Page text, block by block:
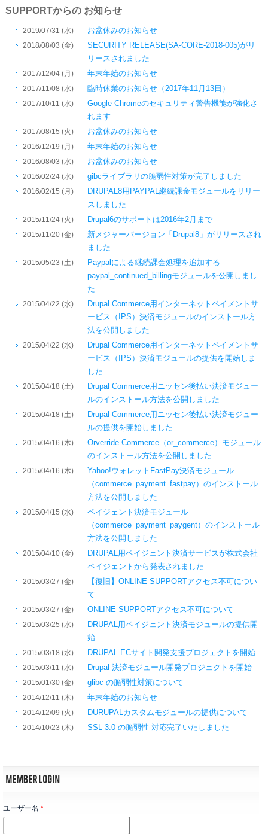
SUPPORTからの お知らせ
2019/07/31 (水) お盆休みのお知らせ
2018/08/03 (金)
SECURITY RELEASE(SA-CORE-2018-005)がリ
リースされました
2017/12/04 (月) 年末年始のお知らせ
2017/11/08 (水) 臨時休業のお知らせ（2017年11月13日）
2017/10/11 (水)
Google Chromeのセキュリティ警告機能が強化さ
れます
2017/08/15 (火) お盆休みのお知らせ
2016/12/19 (月) 年末年始のお知らせ
2016/08/03 (水) お盆休みのお知らせ
2016/02/24 (水) gibcライブラリの脆弱性対策が完了しました
2016/02/15 (月)
DRUPAL8用PAYPAL継続課金モジュールをリリー
スしました
2015/11/24 (火) Drupal6のサポートは2016年2月まで
2015/11/20 (金)
新メジャーバージョン「Drupal8」がリリースされ
ました
2015/05/23 (土)
Paypalによる継続課金処理を追加する
paypal_continued_billingモジュールを公開しまし
た
2015/04/22 (水)
Drupal Commerce用インターネットペイメントサ
ービス（IPS）決済モジュールのインストール方
法を公開しました
2015/04/22 (水)
Drupal Commerce用インターネットペイメントサ
ービス（IPS）決済モジュールの提供を開始しま
した
2015/04/18 (土)
Drupal Commerce用ニッセン後払い決済モジュー
ルのインストール方法を公開しました
2015/04/18 (土)
Drupal Commerce用ニッセン後払い決済モジュー
ルの提供を開始しました
2015/04/16 (木)
Orverride Commerce（or_commerce）モジュール
のインストール方法を公開しました
2015/04/16 (木)
Yahoo!ウォレットFastPay決済モジュール
（commerce_payment_fastpay）のインストール
方法を公開しました
2015/04/15 (水)
ペイジェント決済モジュール
（commerce_payment_paygent）のインストール
方法を公開しました
2015/04/10 (金)
DRUPAL用ペイジェント決済サービスが株式会社
ペイジェントから発表されました
2015/03/27 (金)
【復旧】ONLINE SUPPORTアクセス不可につい
て
2015/03/27 (金) ONLINE SUPPORTアクセス不可について
2015/03/25 (水)
DRUPAL用ペイジェント決済モジュールの提供開
始
2015/03/18 (水) DRUPAL ECサイト開発支援プロジェクトを開始
2015/03/11 (水) Drupal 決済モジュール開発プロジェクトを開始
2015/01/30 (金) glibc の脆弱性対策について
2014/12/11 (木) 年末年始のお知らせ
2014/12/09 (火) DURUPALカスタムモジュールの提供について
2014/10/23 (木) SSL 3.0 の脆弱性 対応完了いたしました
ユーザー名 *